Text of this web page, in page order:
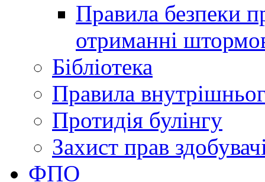
Правила безпеки
отриманні
Бібліотека
Правила
Протидія булінгу
Захист прав
ФПО